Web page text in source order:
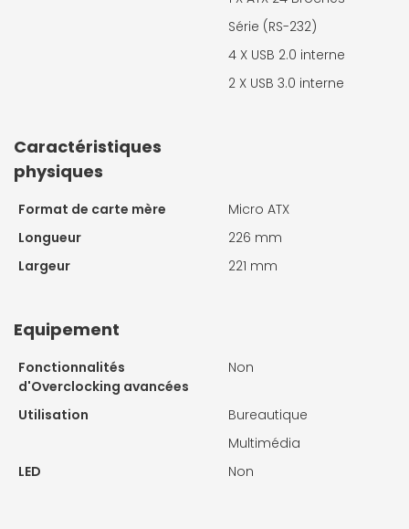
Série (RS-232)
4 X USB 2.0 interne
2 X USB 3.0 interne
Caractéristiques
physiques
Format de carte mère
Micro ATX
Longueur
226 mm
Largeur
221 mm
Equipement
Fonctionnalités
d'Overclocking avancées
Non
Utilisation
Bureautique
Multimédia
LED
Non